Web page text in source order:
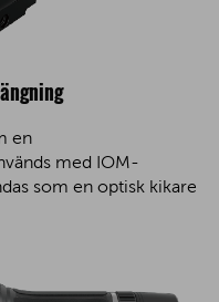
en
med IOM-
som en optisk kikare